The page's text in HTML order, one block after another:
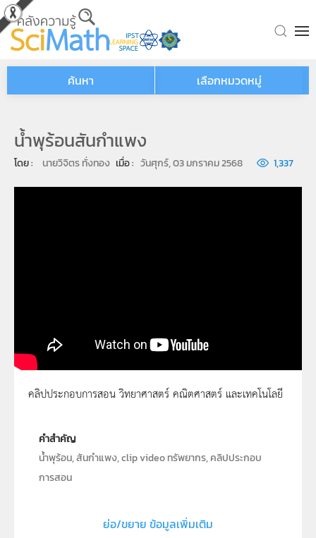
Skip to main content
ค้นหา เลือกหมวดหมู่
น้ำพุร้อนสันกำแพง
โดย : นายวิจิตร ทั่งทอง เมื่อ : วันศุกร์, 03 มกราคม 2568 1,337
คลิปประกอบการสอน วิทยาศาสตร์ คณิตศาสตร์ และเทคโนโลยี
คำสำคัญ
น้ำพุร้อน, สันกำแพง, clip video ทรัพยากร, คลิปประกอบ
การสอน
ย่อ/ขยาย ข้อมูลเพิ่มเติม